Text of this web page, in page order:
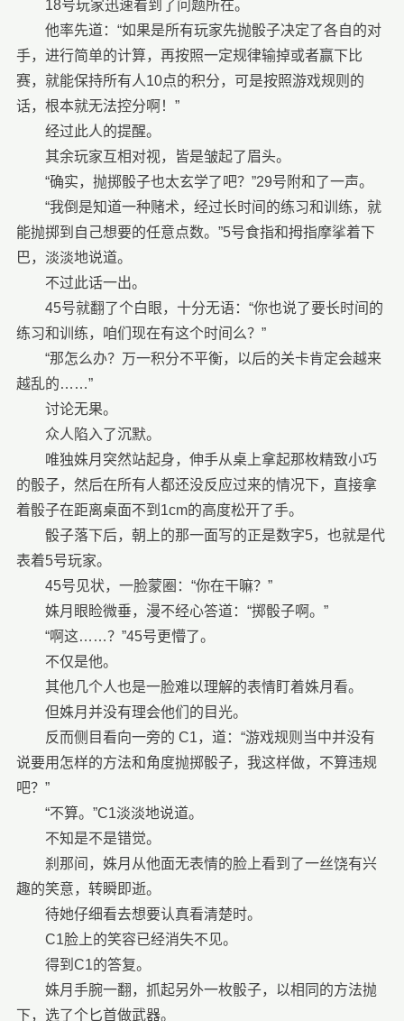
18号玩家迅速看到了问题所在。
他率先道：“如果是所有玩家先抛骰子决定了各自的对
手，进行简单的计算，再按照一定规律输掉或者赢下比
赛，就能保持所有人10点的积分，可是按照游戏规则的
话，根本就无法控分啊！”
经过此人的提醒。
其余玩家互相对视，皆是皱起了眉头。
“确实，抛掷骰子也太玄学了吧？”29号附和了一声。
“我倒是知道一种赌术，经过长时间的练习和训练，就
能抛掷到自己想要的任意点数。”5号食指和拇指摩挲着下
巴，淡淡地说道。
不过此话一出。
45号就翻了个白眼，十分无语：“你也说了要长时间的
练习和训练，咱们现在有这个时间么？”
“那怎么办？万一积分不平衡，以后的关卡肯定会越来
越乱的……”
讨论无果。
众人陷入了沉默。
唯独姝月突然站起身，伸手从桌上拿起那枚精致小巧
的骰子，然后在所有人都还没反应过来的情况下，直接拿
着骰子在距离桌面不到1cm的高度松开了手。
骰子落下后，朝上的那一面写的正是数字5，也就是代
表着5号玩家。
45号见状，一脸蒙圈：“你在干嘛？”
姝月眼睑微垂，漫不经心答道：“掷骰子啊。”
“啊这……？”45号更懵了。
不仅是他。
其他几个人也是一脸难以理解的表情盯着姝月看。
但姝月并没有理会他们的目光。
反而侧目看向一旁的 C1，道：“游戏规则当中并没有
说要用怎样的方法和角度抛掷骰子，我这样做，不算违规
吧？”
“不算。”C1淡淡地说道。
不知是不是错觉。
刹那间，姝月从他面无表情的脸上看到了一丝饶有兴
趣的笑意，转瞬即逝。
待她仔细看去想要认真看清楚时。
C1脸上的笑容已经消失不见。
得到C1的答复。
姝月手腕一翻，抓起另外一枚骰子，以相同的方法抛
下，选了个匕首做武器。